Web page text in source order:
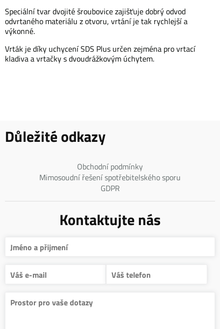
Speciální tvar dvojité šroubovice zajišťuje dobrý odvod
odvrtaného materiálu z otvoru, vrtání je tak rychlejší a
výkonné.
Vrták je díky uchycení SDS Plus určen zejména pro vrtací
kladiva a vrtačky s dvoudrážkovým úchytem.
Důležité odkazy
Obchodní podmínky
Mimosoudní řešení spotřebitelského sporu
GDPR
Kontaktujte nás